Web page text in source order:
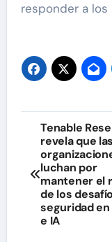
responder a
de
Tenable
revela que las
luchan por
mantener el
de los
seguridad en
e IA